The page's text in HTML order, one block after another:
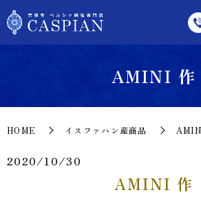
AMINI 作
HOME イスファハン産商品
2020/10/30
AMINI 作